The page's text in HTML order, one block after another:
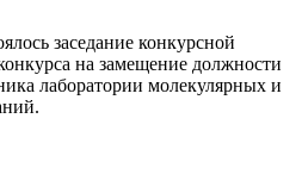
заседание конкурсной
на замещение должности
лаборатории молекулярных и